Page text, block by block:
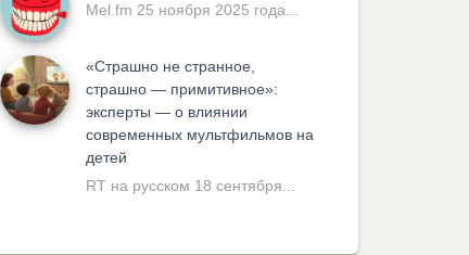
Mel.fm 25 ноября 2025 года...
«Cтрашно не странное,
страшно — примитивное»:
эксперты — о влиянии
современных мультфильмов на
детей
RT на русском 18 сентября...